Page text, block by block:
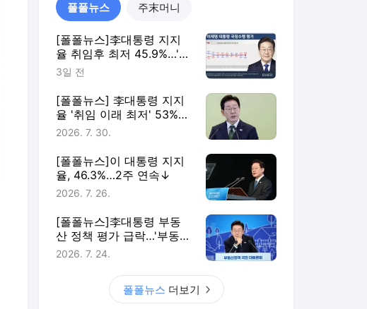
폴폴뉴스 주末머니
[폴폴뉴스]李대통령 지지
율 취임후 최저 45.9%…'부
정평가, 긍정평가 앞서'
3일 전
[폴폴뉴스] 李대통령 지지
율 '취임 이래 최저' 53%…
민주 40%·국힘 21%
2026. 7. 30.
[폴폴뉴스]이 대통령 지지
율, 46.3%…2주 연속↓
2026. 7. 26.
[폴폴뉴스]李대통령 부동
산 정책 평가 급락…'부동산
정책 잘한다' 3월 51%→ 7
2026. 7. 24.
폴폴뉴스 더보기